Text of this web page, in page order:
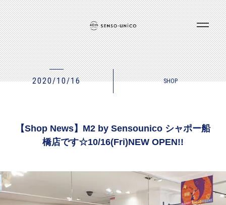
2020/10/16 SHOP
【Shop News】M2 by Sensounico シャポー船
橋店です☆10/16(Fri)NEW OPEN!!